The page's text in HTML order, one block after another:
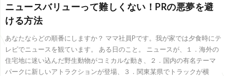
ニュースバリューって難しくない！PRの悪夢を避
ける方法
あなたならどの順番にしますか？ ママ社員Pです。我が家では夕食時にテ
レビでニュースを観ています。 ある日のこと。 ニュースが、１．海外の
住宅地に迷い込んだ野生動物がコミカルな動き、２．国内の有名テーマ
パークに新しいアトラクションが登場、３．関東某県でトラックが横